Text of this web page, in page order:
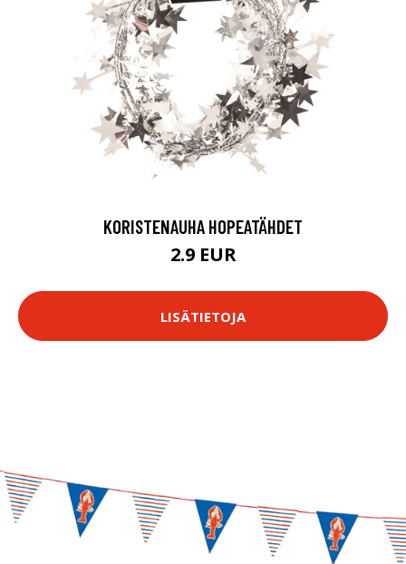
KORISTENAUHA HOPEATÄHDET
2.9 EUR
LISÄTIETOJA